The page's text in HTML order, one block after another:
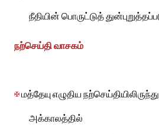
நீதியின் பொருட்டுத்
நற்செய்தி வாசகம்
✠மத்தேயு எழுதிய
அக்காலத்தில்